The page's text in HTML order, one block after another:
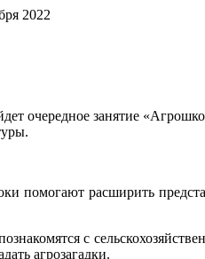
2022
очередное занятие
помогают расширить
с
агрозагадки.